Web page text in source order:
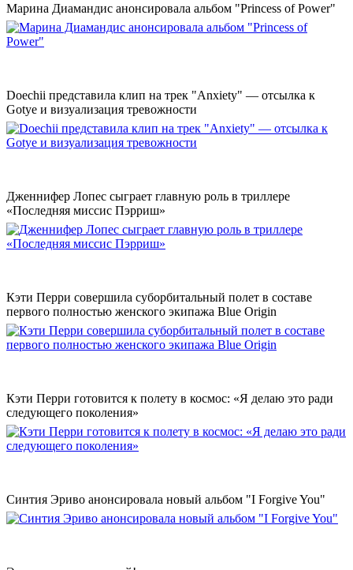
Марина Диамандис анонсировала альбом "Princess of Power"
Doechii представила клип на трек "Anxiety" — отсылка к
Gotye и визуализация тревожности
Дженнифер Лопес сыграет главную роль в триллере
«Последняя миссис Пэрриш»
Кэти Перри совершила суборбитальный полет в составе
первого полностью женского экипажа Blue Origin
Кэти Перри готовится к полету в космос: «Я делаю это ради
следующего поколения»
Синтия Эриво анонсировала новый альбом "I Forgive You"